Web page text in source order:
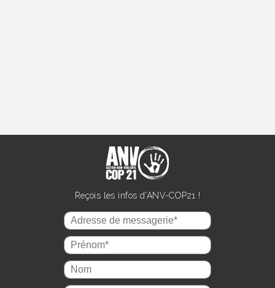
Reçois les infos d'ANV-COP21 !